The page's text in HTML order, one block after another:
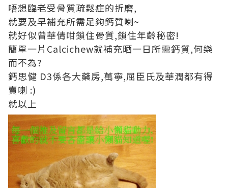
唔想臨老受骨質疏鬆症的折磨,
就要及早補充所需足夠鈣質喇~
就好似曾華倩咁鎖住骨質,鎖住年齡秘密!
簡單一片Calcichew就補充晒一日所需鈣質,何樂
而不為?
鈣思健 D3係各大藥房,萬寧,屈臣氏及華潤都有得
賣喇 :)
就以上